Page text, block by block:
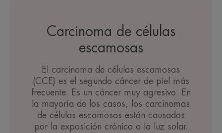
Carcinoma de células
escamosas
El carcinoma de células escamosas
(CCE) es el segundo cáncer de piel más
frecuente. Es un cáncer muy agresivo. En
la mayoría de los casos, los carcinomas
de células escamosas están causados
por la exposición crónica a la luz solar.